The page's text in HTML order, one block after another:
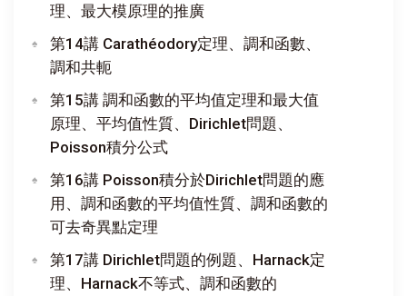
理、最大模原理的推廣
第14講 Carathéodory定理、調和函數、
調和共軛
第15講 調和函數的平均值定理和最大值
原理、平均值性質、Dirichlet問題、
Poisson積分公式
第16講 Poisson積分於Dirichlet問題的應
用、調和函數的平均值性質、調和函數的
可去奇異點定理
第17講 Dirichlet問題的例題、Harnack定
理、Harnack不等式、調和函數的